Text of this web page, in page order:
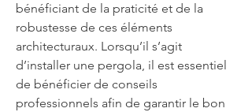
bénéficiant de la praticité et de la
robustesse de ces éléments
architecturaux. Lorsqu’il s’agit
d’installer une pergola, il est essentiel
de bénéficier de conseils
professionnels afin de garantir le bon